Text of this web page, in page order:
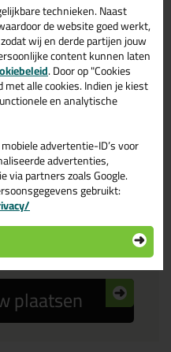
bij anderen?
plaatsen
technieken. Naast
de website goed werkt,
wij en derde partijen jouw
content kunnen laten
. Door op "Cookies
alle cookies. Indien je kiest
en analytische
advertentie-ID’s voor
advertenties,
via partners zoals Google.
gebruikt: